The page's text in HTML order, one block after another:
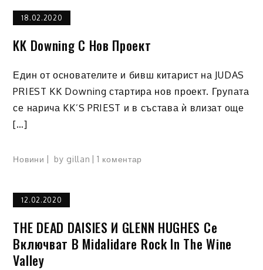
18.02.2020
KK Downing С Нов Проект
Един от основателите и бивш китарист на JUDAS
PRIEST KK Downing стартира нов проект. Групата
се нарича KK’S PRIEST и в състава ѝ влизат още
[…]
Новини by gillan 1 коментар
проект
12.02.2020
THE DEAD DAISIES И GLENN HUGHES Се
Включват В Midalidare Rock In The Wine
Valley